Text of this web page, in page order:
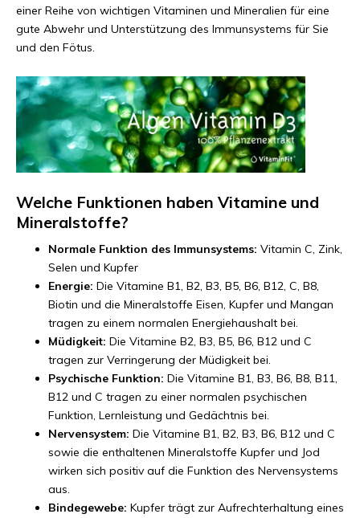
einer Reihe von wichtigen Vitaminen und Mineralien für eine
gute Abwehr und Unterstützung des Immunsystems für Sie
und den Fötus.
Welche Funktionen haben Vitamine und
Mineralstoffe?
Normale Funktion des Immunsystems: Vitamin C, Zink,
Selen und Kupfer
Energie: Die Vitamine B1, B2, B3, B5, B6, B12, C, B8,
Biotin und die Mineralstoffe Eisen, Kupfer und Mangan
tragen zu einem normalen Energiehaushalt bei.
Müdigkeit: Die Vitamine B2, B3, B5, B6, B12 und C
tragen zur Verringerung der Müdigkeit bei.
Psychische Funktion: Die Vitamine B1, B3, B6, B8, B11,
B12 und C tragen zu einer normalen psychischen
Funktion, Lernleistung und Gedächtnis bei.
Nervensystem: Die Vitamine B1, B2, B3, B6, B12 und C
sowie die enthaltenen Mineralstoffe Kupfer und Jod
wirken sich positiv auf die Funktion des Nervensystems
aus.
Bindegewebe: Kupfer trägt zur Aufrechterhaltung eines